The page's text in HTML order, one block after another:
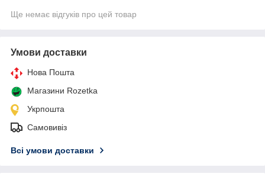
Ще немає відгуків про цей товар
Умови доставки
Нова Пошта
Магазини Rozetka
Укрпошта
Самовивіз
Всі умови доставки